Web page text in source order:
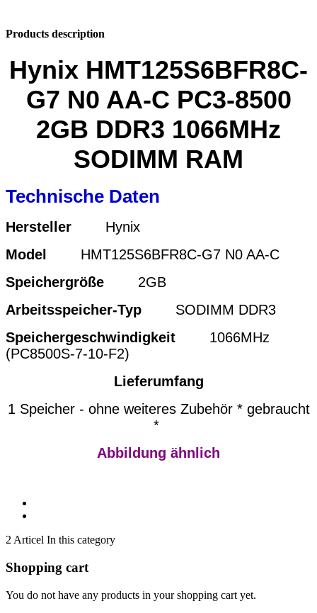
Products description
Hynix HMT125S6BFR8C-
G7 N0 AA-C PC3-8500
2GB DDR3 1066MHz
SODIMM RAM
Technische Daten
Hersteller
Hynix
Model
HMT125S6BFR8C-G7 N0 AA-C
Speichergröße 2GB
Arbeitsspeicher-Typ
SODIMM DDR3
Speichergeschwindigkeit
1066MHz
(PC8500S-7-10-F2)
Lieferumfang
1 Speicher - ohne weiteres Zubehör * gebraucht
*
Abbildung ähnlich
2 Articel In this category
Shopping cart
You do not have any products in your shopping cart yet.